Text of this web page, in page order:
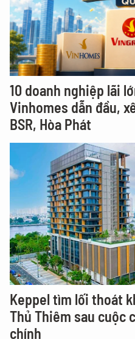
10 doanh nghiệp lãi
Vinhomes dẫn đầu,
BSR, Hòa Phát
Keppel tìm lối thoát
Thủ Thiêm sau cuộc
chính